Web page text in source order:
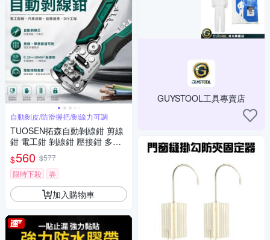
自動剝皮/防滑握把/剝線力可調
TUOSEN拓森自動剝線鉗 剪線
鉗 電工鉗 剝線鉗 壓接鉗 多功
能剝線鉗 端子壓接鉗 電工鉗 五
金工具
$560 $577
限時下殺
券
加入購物車
GUYSTOOL工具專賣店